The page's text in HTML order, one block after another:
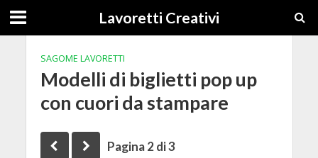
Lavoretti Creativi
SAGOME LAVORETTI
Modelli di biglietti pop up
con cuori da stampare
Pagina 2 di 3